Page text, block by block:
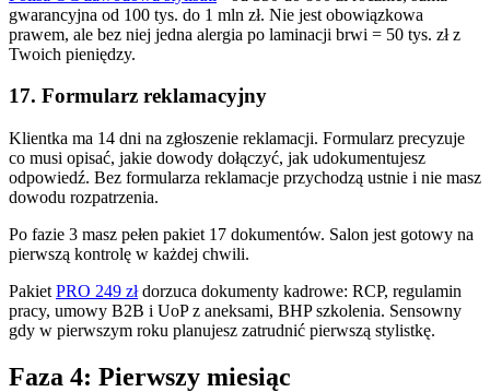
gwarancyjna od 100 tys. do 1 mln zł. Nie jest obowiązkowa
prawem, ale bez niej jedna alergia po laminacji brwi = 50 tys. zł z
Twoich pieniędzy.
17. Formularz reklamacyjny
Klientka ma 14 dni na zgłoszenie reklamacji. Formularz precyzuje
co musi opisać, jakie dowody dołączyć, jak udokumentujesz
odpowiedź. Bez formularza reklamacje przychodzą ustnie i nie masz
dowodu rozpatrzenia.
Po fazie 3 masz pełen pakiet 17 dokumentów. Salon jest gotowy na
pierwszą kontrolę w każdej chwili.
Pakiet PRO 249 złdorzuca dokumenty kadrowe: RCP, regulamin
pracy, umowy B2B i UoP z aneksami, BHP szkolenia. Sensowny
gdy w pierwszym roku planujesz zatrudnić pierwszą stylistkę.
Faza 4: Pierwszy miesiąc